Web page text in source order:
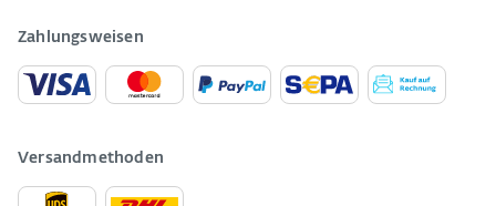
Zahlungsweisen
Versandmethoden